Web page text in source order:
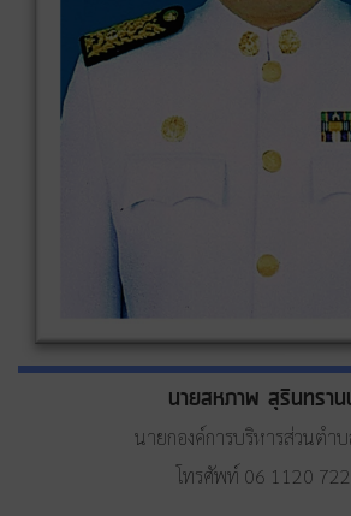
นายสหภาพ สุรินทรา
นายกองค์การบริหารส่วนตำบ
โทรศัพท์ 06 1120